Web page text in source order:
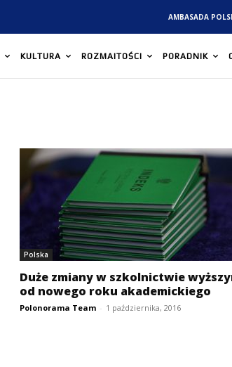
AMBASADA
KULTURA ROZMAITOŚCI PORADNIK
Polska
Duże zmiany w szkolnictwie
od nowego roku akademickiego
Polonorama Team - 1 października, 2016